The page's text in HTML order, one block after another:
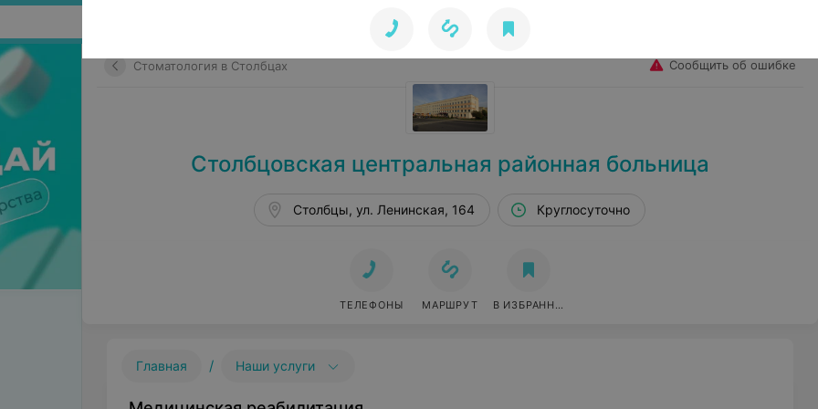
Стоматология в Столбцах Сообщить об ошибке
Столбцовская центральная районная больница
Столбцы, ул. Ленинская, 164 Круглосуточно
ТЕЛЕФОНЫ МАРШРУТ В ИЗБРАННОЕ
Главная / Наши услуги